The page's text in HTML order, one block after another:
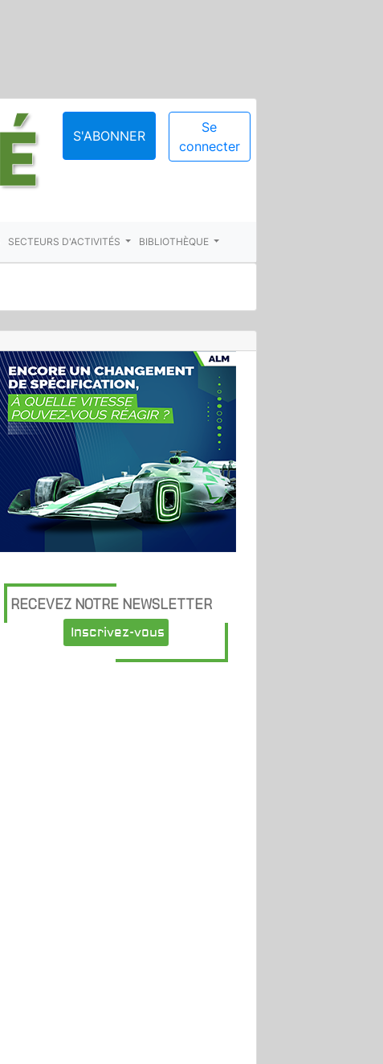
S'ABONNER
Se
connecter
SECTEURS D'ACTIVITÉS BIBLIOTHÈQUE
RECEVEZ NOTRE NEWSLETTER
Inscrivez-vous